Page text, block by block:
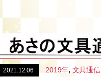
2021.12.06 2019年, 文具通信